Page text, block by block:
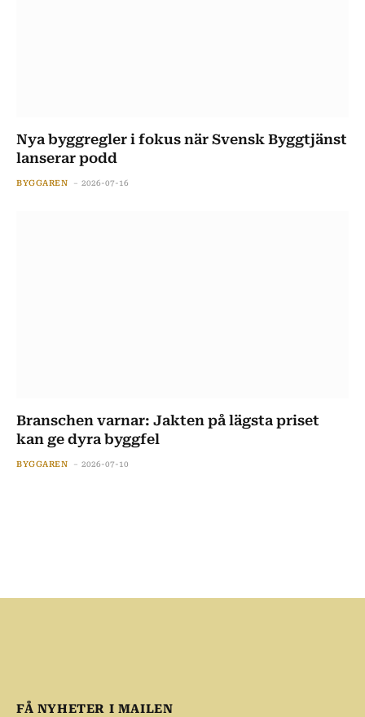
Nya byggregler i fokus när Svensk Byggtjänst
lanserar podd
BYGGAREN 2026-07-16
Branschen varnar: Jakten på lägsta priset
kan ge dyra byggfel
BYGGAREN 2026-07-10
FÅ NYHETER I MAILEN